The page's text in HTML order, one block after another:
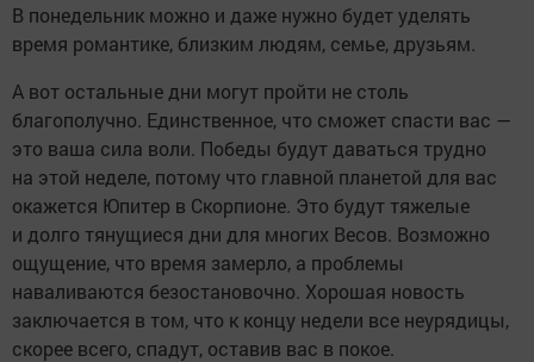
В понедельник можно и даже нужно будет уделять
время романтике, близким людям, семье, друзьям.
А вот остальные дни могут пройти не столь
благополучно. Единственное, что сможет спасти вас —
это ваша сила воли. Победы будут даваться трудно
на этой неделе, потому что главной планетой для вас
окажется Юпитер в Скорпионе. Это будут тяжелые
и долго тянущиеся дни для многих Весов. Возможно
ощущение, что время замерло, а проблемы
наваливаются безостановочно. Хорошая новость
заключается в том, что к концу недели все неурядицы,
скорее всего, спадут, оставив вас в покое.